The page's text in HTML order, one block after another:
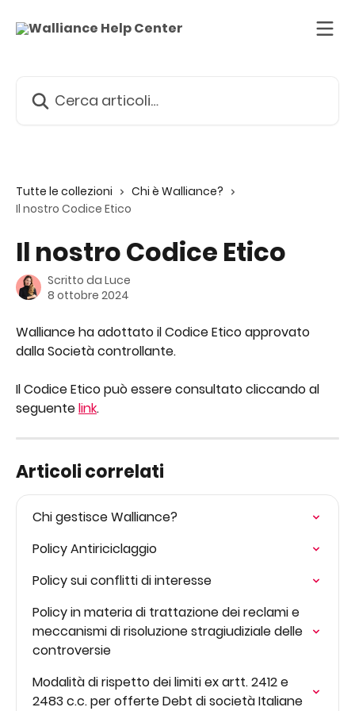
Tutte le collezioni
Chi è Walliance?
Il nostro Codice Etico
Il nostro Codice Etico
Scritto da Luce
8 ottobre 2024
Walliance ha adottato il Codice Etico approvato
dalla Società controllante.
Il Codice Etico può essere consultato cliccando al
seguente link.
Articoli correlati
Chi gestisce Walliance?
Policy Antiriciclaggio
Policy sui conflitti di interesse
Policy in materia di trattazione dei reclami e
meccanismi di risoluzione stragiudiziale delle
controversie
Modalità di rispetto dei limiti ex artt. 2412 e
2483 c.c. per offerte Debt di società Italiane